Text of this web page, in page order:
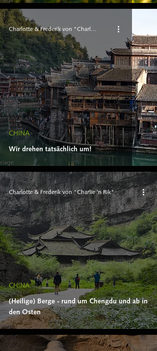
Wir drehen tatsächlich um!
CHINA
Charlotte & Frederik von "Charlie 'n Rik"
(Heilige) Berge - rund um Chengdu und ab in
den Osten
CHINA
Charlotte & Frederik von "Charlie 'n Rik"